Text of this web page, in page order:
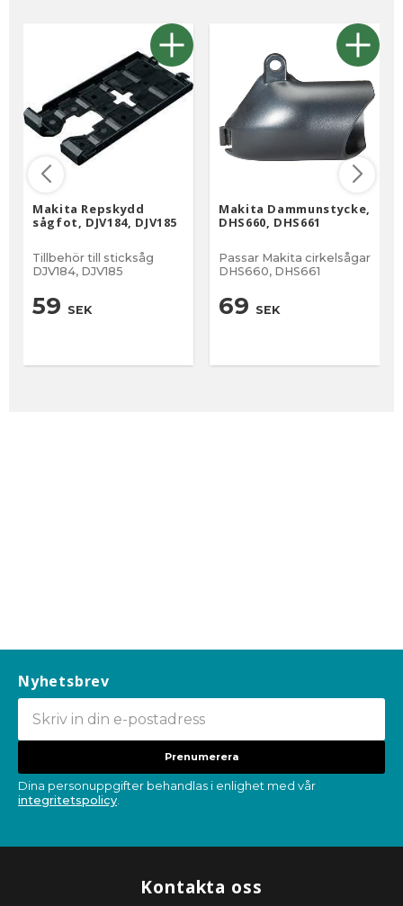
Makita Repskydd
sågfot, DJV184, DJV185
Tillbehör till sticksåg
DJV184, DJV185
59 SEK
Makita Dammunstycke,
DHS660, DHS661
Passar Makita cirkelsågar
DHS660, DHS661
69 SEK
Nyhetsbrev
Prenumerera
Dina personuppgifter behandlas i enlighet med vår
integritetspolicy.
Kontakta oss